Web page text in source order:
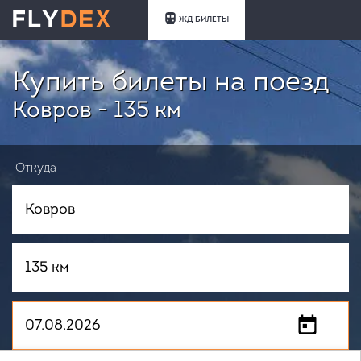
ЖД БИЛЕТЫ
Купить билеты на поезд
Ковров - 135 км
Откуда